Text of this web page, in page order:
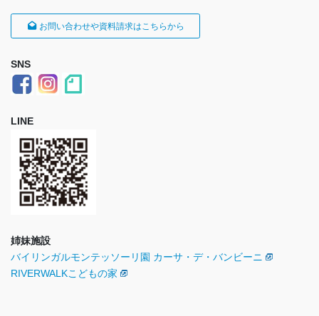
お問い合わせや資料請求はこちらから
SNS
LINE
姉妹施設
バイリンガルモンテッソーリ園 カーサ・デ・バンビーニ
RIVERWALKこどもの家